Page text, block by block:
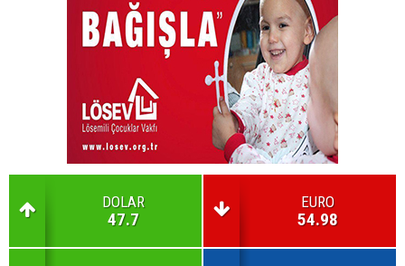
DOLAR
47.7
EURO
54.98